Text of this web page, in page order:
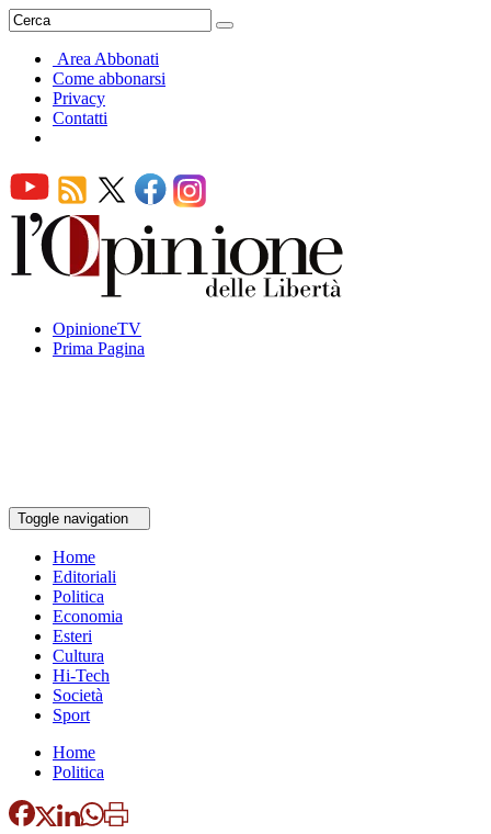
Area Abbonati
Come abbonarsi
Privacy
Contatti
OpinioneTV
Prima Pagina
Toggle navigation
Home
Editoriali
Politica
Economia
Esteri
Cultura
Hi-Tech
Società
Sport
Home
Politica